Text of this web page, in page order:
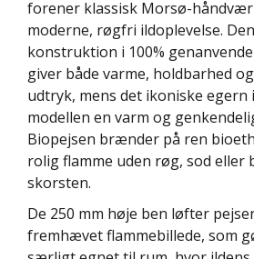
forener klassisk Morsø-
moderne, røgfri ildoplevelse.
konstruktion i 100%
giver både varme, holdbarhed
udtryk, mens det ikoniske
modellen en varm og
Biopejsen brænder på ren
rolig flamme uden røg, sod eller
skorsten.
De 250 mm høje ben løfter
fremhævet flammebillede, som